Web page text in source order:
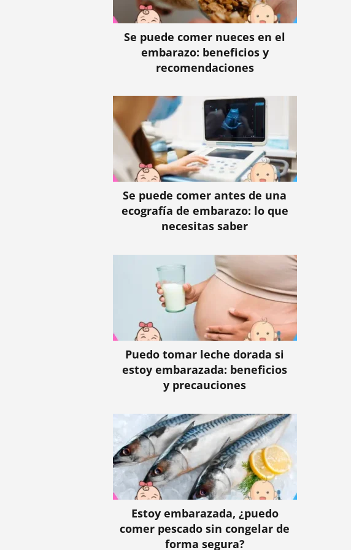
Se puede comer nueces en el
embarazo: beneficios y
recomendaciones
Se puede comer antes de una
ecografía de embarazo: lo que
necesitas saber
Puedo tomar leche dorada si
estoy embarazada: beneficios
y precauciones
Estoy embarazada, ¿puedo
comer pescado sin congelar de
forma segura?